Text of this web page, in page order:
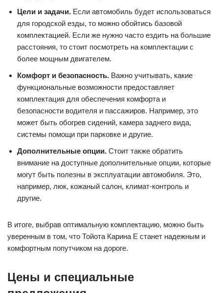
Цели и задачи. Если автомобиль будет использоваться
для городской езды, то можно обойтись базовой
комплектацией. Если же нужно часто ездить на большие
расстояния, то стоит посмотреть на комплектации с
более мощным двигателем.
Комфорт и безопасность. Важно учитывать, какие
функциональные возможности предоставляет
комплектация для обеспечения комфорта и
безопасности водителя и пассажиров. Например, это
может быть обогрев сидений, камера заднего вида,
системы помощи при парковке и другие.
Дополнительные опции. Стоит также обратить
внимание на доступные дополнительные опции, которые
могут быть полезны в эксплуатации автомобиля. Это,
например, люк, кожаный салон, климат-контроль и
другие.
В итоге, выбрав оптимальную комплектацию, можно быть
уверенным в том, что Тойота Карина Е станет надежным и
комфортным попутчиком на дороге.
Цены и специальные